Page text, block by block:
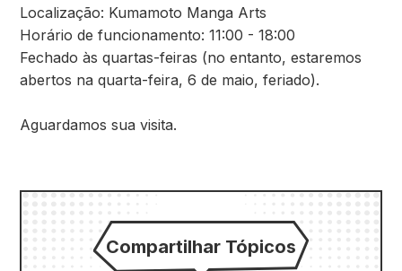
Localização: Kumamoto Manga Arts
Horário de funcionamento: 11:00 - 18:00
Fechado às quartas-feiras (no entanto, estaremos
abertos na quarta-feira, 6 de maio, feriado).
Aguardamos sua visita.
Compartilhar Tópicos